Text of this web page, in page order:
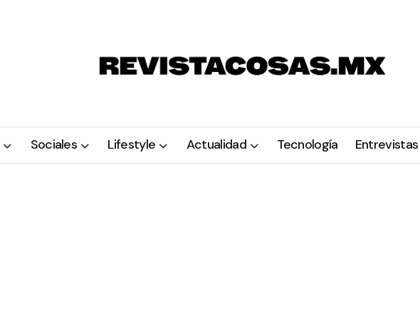
Sociales Lifestyle Actualidad Tecnología Entrevistas